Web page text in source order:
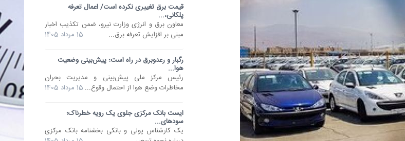
قیمت برق تغییری نکرده است/ اعمال تعرفه
پلکانی،...
معاون برق و انرژی وزارت نیرو، ضمن تکذیب اخبار
مبنی بر افزایش تعرفه برق...
15 مرداد 1405
رگبار و رعدوبرق در راه است؛ پیش‌بینی وضعیت
هوا...
رئیس مرکز ملی پیش‌بینی و مدیریت بحران
مخاطرات وضع هوا از احتمال وقوع... 15 مرداد 1405
ایست بانک مرکزی جلوی یک رویه خطرناک؛
سودهای...
یک کارشناس پولی و بانکی بخشنامه بانک مرکزی